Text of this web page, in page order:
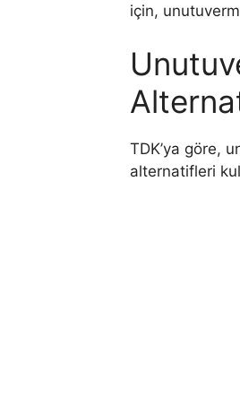
için,
TDK’ya göre,
alternatifleri